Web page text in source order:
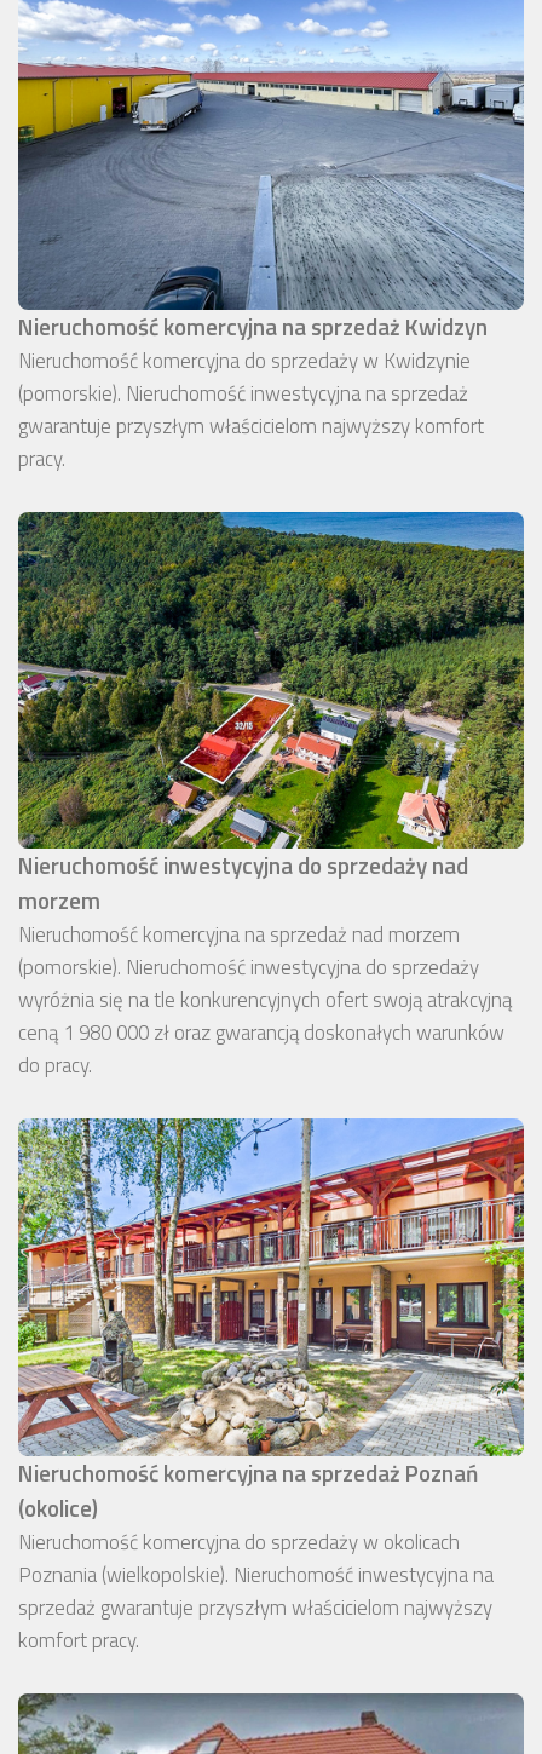
Nieruchomość komercyjna na sprzedaż Kwidzyn
Nieruchomość komercyjna do sprzedaży w Kwidzynie
(pomorskie). Nieruchomość inwestycyjna na sprzedaż
gwarantuje przyszłym właścicielom najwyższy komfort
pracy.
Nieruchomość inwestycyjna do sprzedaży nad
morzem
Nieruchomość komercyjna na sprzedaż nad morzem
(pomorskie). Nieruchomość inwestycyjna do sprzedaży
wyróżnia się na tle konkurencyjnych ofert swoją atrakcyjną
ceną 1 980 000 zł oraz gwarancją doskonałych warunków
do pracy.
Nieruchomość komercyjna na sprzedaż Poznań
(okolice)
Nieruchomość komercyjna do sprzedaży w okolicach
Poznania (wielkopolskie). Nieruchomość inwestycyjna na
sprzedaż gwarantuje przyszłym właścicielom najwyższy
komfort pracy.